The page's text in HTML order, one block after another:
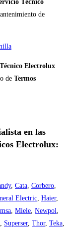
Técnico
de
Electrolux
de Termos
en las
Electrolux:
, Cata, Corbero,
Electric, Haier,
, Miele, Newpol,
, Superser, Thor, Teka,